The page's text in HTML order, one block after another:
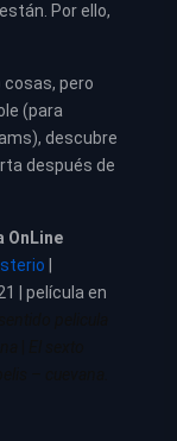
Por ello,
cosas, pero
(para
descubre
después de
OnLine
| película en